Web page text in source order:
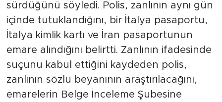
sürdüğünü söyledi. Polis, zanlının aynı gün
içinde tutuklandığını, bir İtalya pasaportu,
İtalya kimlik kartı ve İran pasaportunun
emare alındığını belirtti. Zanlının ifadesinde
suçunu kabul ettiğini kaydeden polis,
zanlının sözlü beyanının araştırılacağını,
emarelerin Belge İnceleme Şubesine